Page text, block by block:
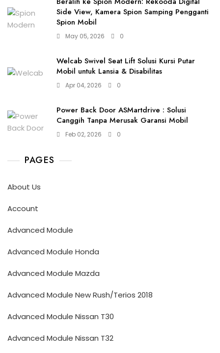
Side View, Kamera Spion Samping Pengganti
Spion Mobil
May 05, 2026 0
Welcab Swivel Seat Lift Solusi Kursi Putar
Mobil untuk Lansia & Disabilitas
Apr 04, 2026 0
Power Back Door ASMartdrive : Solusi
Canggih Tanpa Merusak Garansi Mobil
Feb 02, 2026 0
PAGES
About Us
Account
Advanced Module
Advanced Module Honda
Advanced Module Mazda
Advanced Module New Rush/Terios 2018
Advanced Module Nissan T30
Advanced Module Nissan T32